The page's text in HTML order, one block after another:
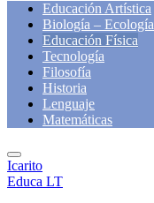
Educación Artística
Biología – Ecología
Educación Física
Tecnología
Filosofía
Historia
Lenguaje
Matemáticas
Icarito
Educa LT